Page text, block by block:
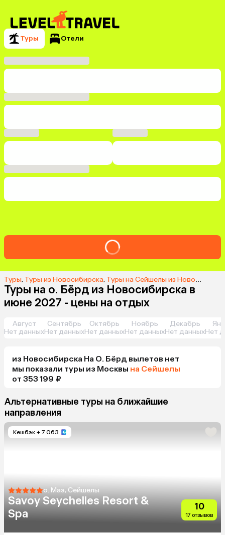
Туры Отели
Туры, Туры из Новосибирска, Туры на Сейшелы из Новосибирска
Туры на о. Бёрд из Новосибирска в
июне 2027 - цены на отдых
Август
Нет данных
Сентябрь
Нет данных
Октябрь
Нет данных
Ноябрь
Нет данных
Декабрь
Нет данныхНет
из Новосибирска На О. Бёрд вылетов нет
мы показали туры из Москвы на Сейшелы
от 353 199 ₽
Альтернативные туры на ближайшие
направления
Кешбэк + 7 063
о. Маэ, Сейшелы
Savoy Seychelles Resort &
Spa
10
17 отзывов